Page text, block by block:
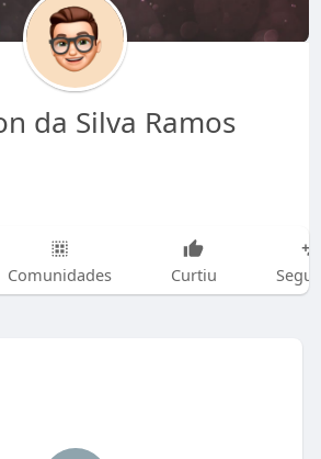
da Silva Ramos
Comunidades Curtiu